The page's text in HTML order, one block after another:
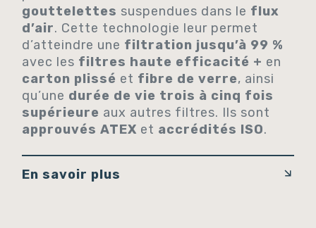
gouttelettes suspendues dans le flux
d’air. Cette technologie leur permet
d’atteindre une filtration jusqu’à 99 %
avec les filtres haute efficacité + en
carton plissé et fibre de verre, ainsi
qu’une durée de vie trois à cinq fois
supérieure aux autres filtres. Ils sont
approuvés ATEX et accrédités ISO.
En savoir plus